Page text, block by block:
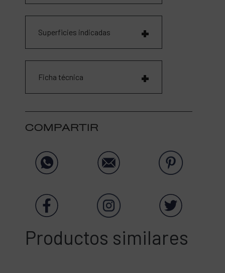
Superficies indicadas
Ficha técnica
COMPARTIR
Productos similares